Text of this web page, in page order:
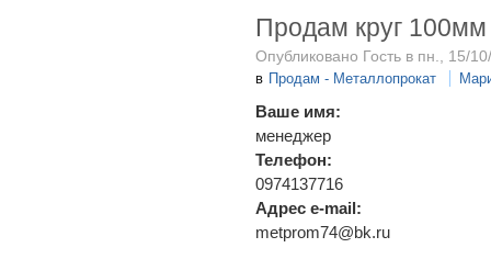
Продам круг
Опубликовано Гость в пн., 15/
в Продам - Металлопрокат
Ваше имя:
менеджер
Телефон:
0974137716
Адрес e-mail:
metprom74@bk.ru